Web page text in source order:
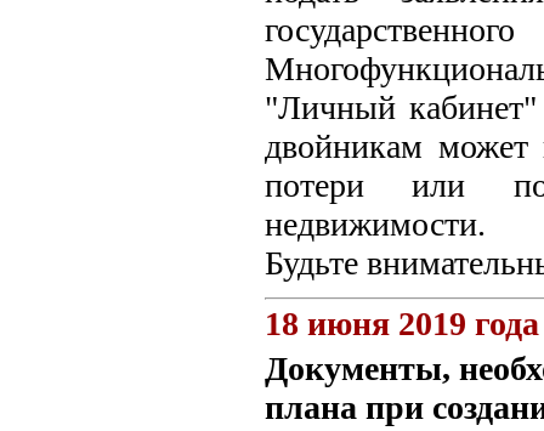
"Личный кабинет"
двойникам может
потери или
недвижимости.
Будьте
18 июня 2019 года
Документы,
плана при